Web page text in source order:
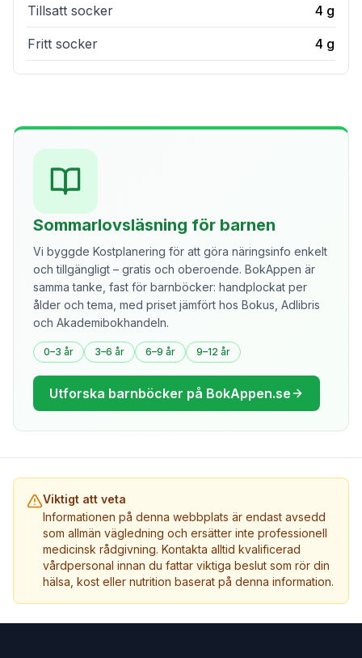
Tillsatt socker 4 g
Fritt socker 4 g
Sommarlovsläsning för barnen
Vi byggde Kostplanering för att göra näringsinfo enkelt
och tillgängligt – gratis och oberoende. BokAppen är
samma tanke, fast för barnböcker: handplockat per
ålder och tema, med priset jämfört hos Bokus, Adlibris
och Akademibokhandeln.
0–3 år 3–6 år 6–9 år 9–12 år
Utforska barnböcker på BokAppen.se
Viktigt att veta
Informationen på denna webbplats är endast avsedd
som allmän vägledning och ersätter inte professionell
medicinsk rådgivning. Kontakta alltid kvalificerad
vårdpersonal innan du fattar viktiga beslut som rör din
hälsa, kost eller nutrition baserat på denna information.